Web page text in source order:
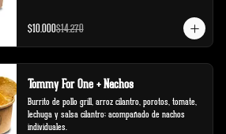
$10.000$14.270
Tommy For One + Nachos
Burrito de pollo grill, arroz cilantro, porotos, tomate,
lechuga y salsa cilantro; acompañado de nachos
individuales.